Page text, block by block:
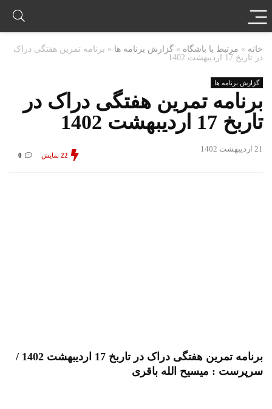
خانه » مرتبط با باشگاه » گزارش برنامه ها » برنامه تمرین هفتگی دراک
در تاربخ 17 اردیبهشت 1402
گزارش برنامه ها
برنامه تمرین هفتگی دراک در
تاربخ 17 اردیبهشت 1402
21 اردیبهشت 1402
22 نمایش 0
برنامه تمرین هفتگی دراک در تاربخ 17 اردیبهشت 1402 /
سرپرست : میسیح الله باقری